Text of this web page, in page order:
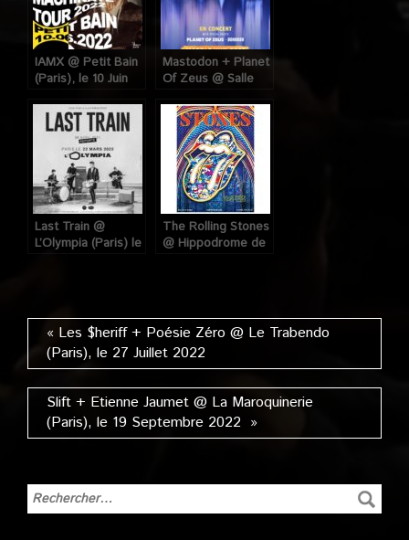
IAMX @ Petit Bain
(Paris), le 10 Juin
Mastodon + Planet
Of Zeus @ Salle
Juin 2022
Last Train @
L’Olympia (Paris) le
The Rolling Stones
@ Hippodrome de
« Les $heriff + Poésie Zéro @ Le Trabendo
(Paris), le 27 Juillet 2022
Slift + Etienne Jaumet @ La Maroquinerie
(Paris), le 19 Septembre 2022 »